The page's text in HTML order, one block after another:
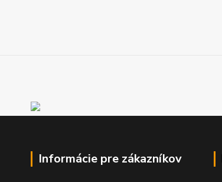
Informácie pre zákazníkov